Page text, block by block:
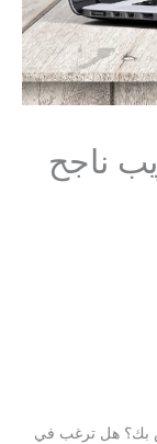
ناجح
بك؟ هل ترغب في